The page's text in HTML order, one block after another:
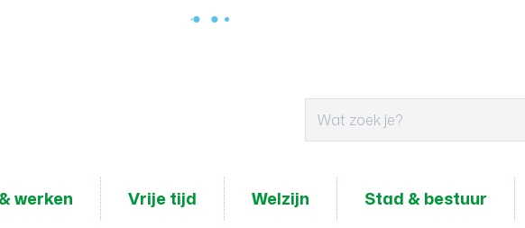
werken Vrije tijd Welzijn Stad & bestuur